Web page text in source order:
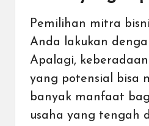
Pemilihan mitra
Anda lakukan
Apalagi,
yang potensial bisa
banyak manfaat
usaha yang tengah